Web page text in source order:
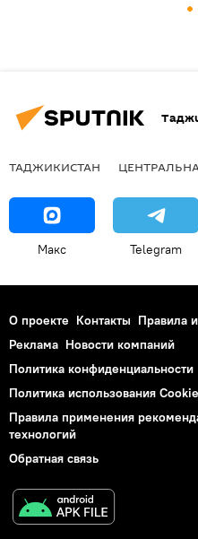
ТАДЖИКИСТАН
Макс Telegram
О проекте Контакты Правила
Реклама Новости компаний
Политика конфиденциальности
Политика использования Cookie
Правила применения
технологий
Обратная связь